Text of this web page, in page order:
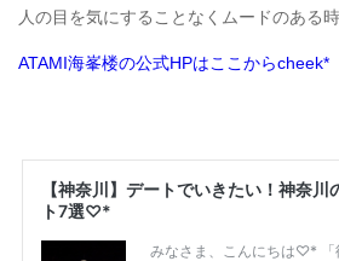
人の目を気にすることなくムードのある
ATAMI海峯楼の公式HPはここからcheek*